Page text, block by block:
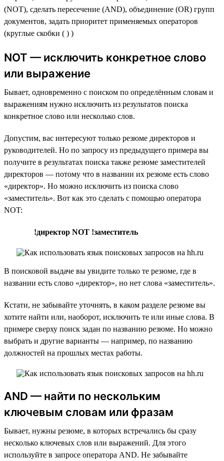
(NOT), сделать пересечение (AND), объединение (OR) групп
документов, задать приоритет применяемых операторов
(круглые скобки ( ) )
NOT — исключить конкретное слово
или выражение
Бывает, одновременно с поиском по определённым словам и
выражениям нужно исключить из результатов поиска
конкретное слово или несколько слов.
Допустим, вас интересуют только резюме директоров и
руководителей. Но по запросу из предыдущего примера вы
получите в результатах поиска также резюме заместителей
директоров — потому что в названии их резюме есть слово
«директор». Но можно исключить из поиска слово
«заместитель». Вот как это сделать с помощью оператора
NOT:
!директор NOT !заместитель
В поисковой выдаче вы увидите только те резюме, где в
названии есть слово «директор», но нет слова «заместитель».
Кстати, не забывайте уточнять, в каком разделе резюме вы
хотите найти или, наоборот, исключить те или иные слова. В
примере сверху поиск задан по названию резюме. Но можно
выбрать и другие варианты — например, по названию
должностей на прошлых местах работы.
AND — найти по нескольким
ключевым словам или фразам
Бывает, нужны резюме, в которых встречались бы сразу
несколько ключевых слов или выражений. Для этого
используйте в запросе оператора AND. Не забывайте